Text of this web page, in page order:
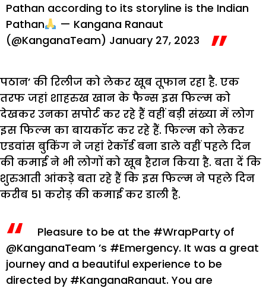
Pathan according to its storyline is the Indian
Pathan
— Kangana Ranaut
(@KanganaTeam) January 27, 2023
पठान’ की रिलीज को लेकर खूब तूफान रहा है. एक
तरफ जहां शाहरुख खान के फैन्स इस फिल्म को
देखकर उनका सपोर्ट कर रहे हैं वहीं बड़ी संख्या में लोग
इस फिल्म का बायकॉट कर रहे हैं. फिल्म को लेकर
एडवांस बुकिंग ने जहां रेकॉर्ड बना डाले वहीं पहले दिन
की कमाई ने भी लोगों को खूब हैरान किया है. बता दें कि
शुरुआती आंकड़े बता रहे हैं कि इस फिल्म ने पहले दिन
करीब 51 करोड़ की कमाई कर डाली है.
Pleasure to be at the #WrapPartyof
@KanganaTeam ’s #Emergency. It was a great
journey and a beautiful experience to be
directed by #KanganaRanaut. You are